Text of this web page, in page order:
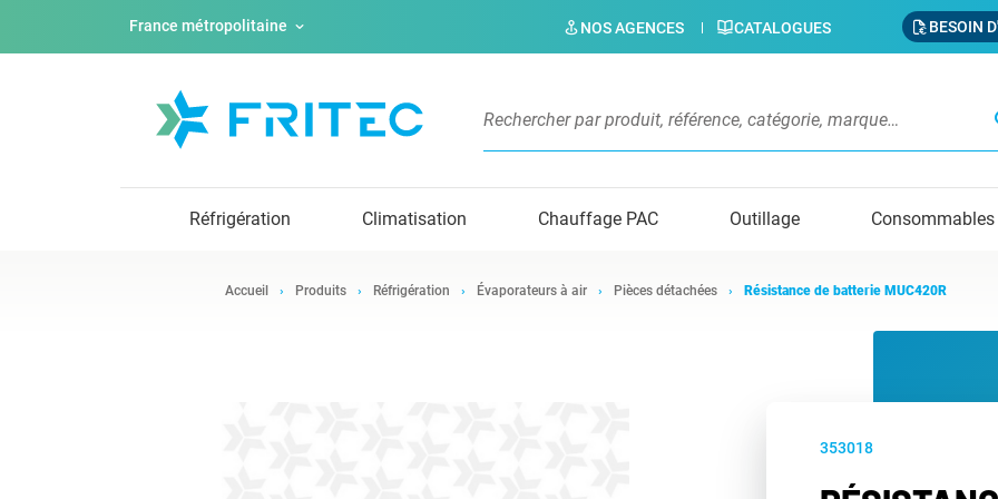
France métropolitaine NOS AGENCES CATALOGUES BESOIN
Réfrigération Climatisation Chauffage PAC Outillage Consommables
Accueil Produits Réfrigération Évaporateurs à air Pièces détachées Résistance de batterie MUC420R
353018